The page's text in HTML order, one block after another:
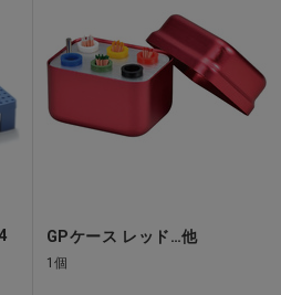
GPケース レッド…他
1個